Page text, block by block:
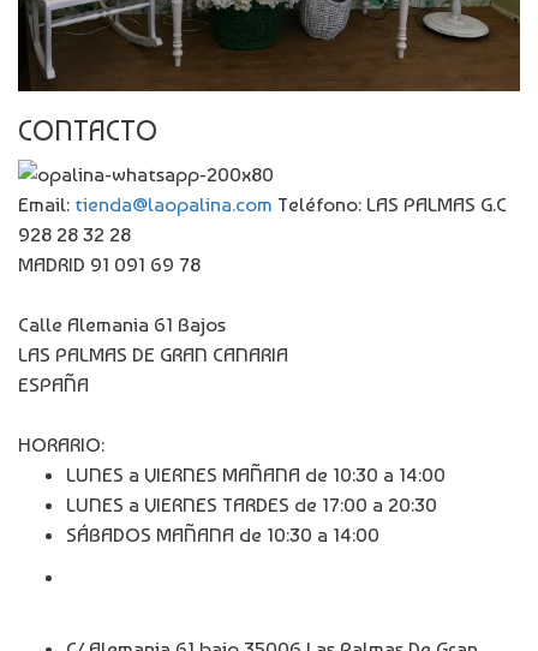
CONTACTO
Email: tienda@laopalina.com Teléfono: LAS PALMAS G.C
928 28 32 28
MADRID 91 091 69 78
Calle Alemania 61 Bajos
LAS PALMAS DE GRAN CANARIA
ESPAÑA
HORARIO:
LUNES a VIERNES MAÑANA de 10:30 a 14:00
LUNES a VIERNES TARDES de 17:00 a 20:30
SÁBADOS MAÑANA de 10:30 a 14:00